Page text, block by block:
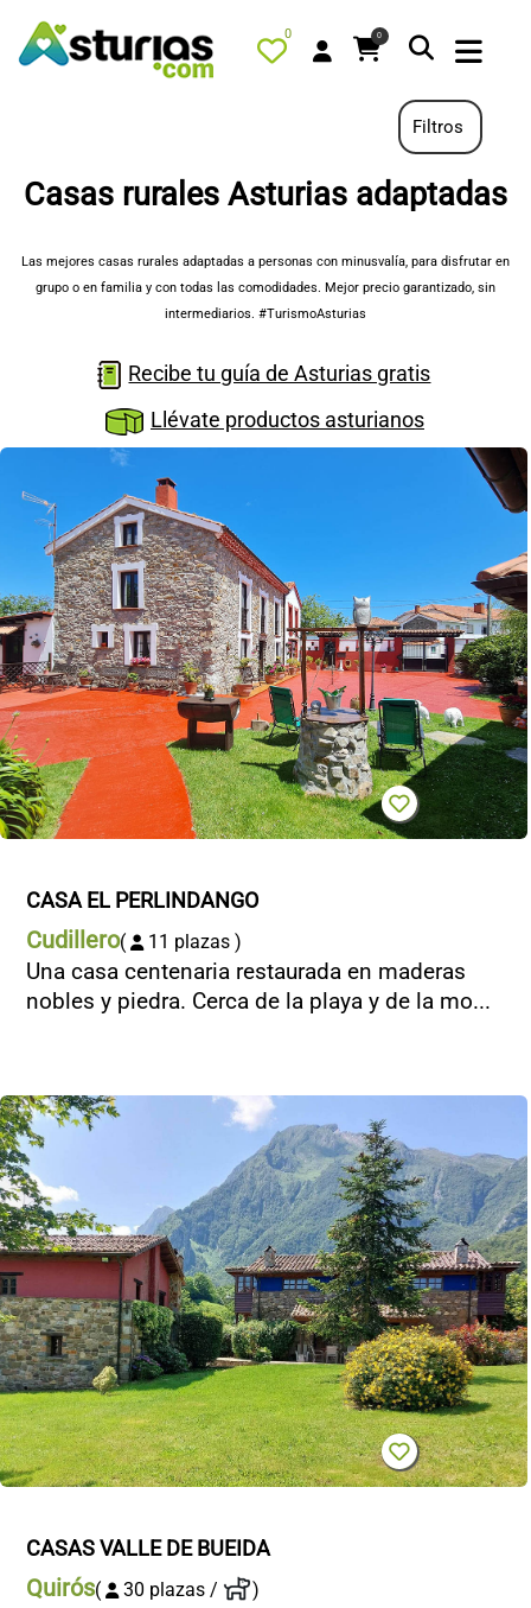
0 0
QUÉ HACER
ALOJAMIENTOS
TURISMO ACTIVO
TIENDA
AGENDA
OFERTAS
CONTACTO
Filtros
Casas rurales Asturias adaptadas
Las mejores casas rurales adaptadas a personas con minusvalía, para disfrutar en
grupo o en familia y con todas las comodidades. Mejor precio garantizado, sin
intermediarios. #TurismoAsturias
Recibe tu guía de Asturias gratis
Llévate productos asturianos
CASA EL PERLINDANGO
Cudillero( 11 plazas )
Una casa centenaria restaurada en maderas
nobles y piedra. Cerca de la playa y de la mo...
CASAS VALLE DE BUEIDA
Quirós( 30 plazas / )